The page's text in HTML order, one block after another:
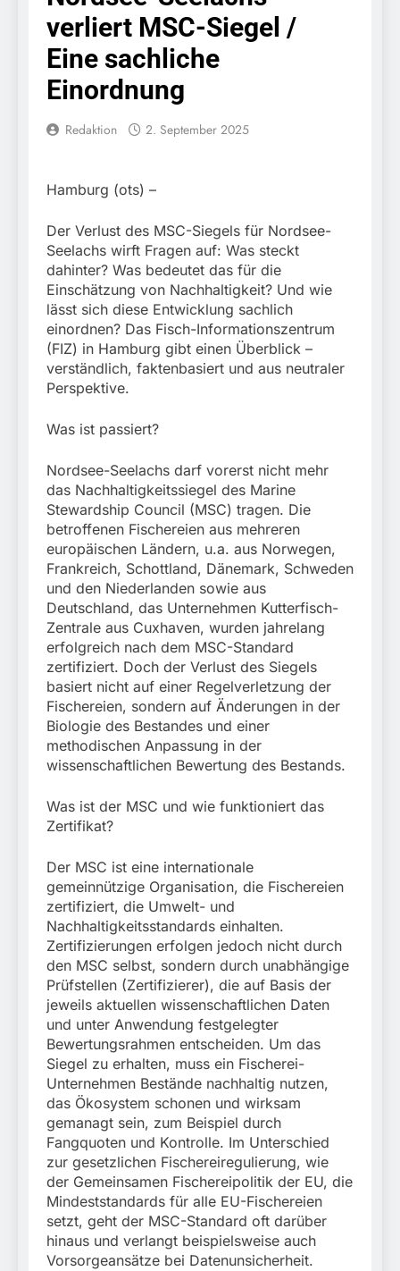
Knopfdruck / Schnelle
Festnahme nach
sexueller Belästigung
Bundespolizeidirektion
München: Bundespolizei
kontrolliert
grenzüberschreitenden
Verkehr / Waffenfund im
7. August 2026
Bundespolizeidirektion
München: Schneller
festgenommen als die
Reise nach Ungarn
fest
6. August 2026
Fundtier
Schrotthändler
erschleicht rund 45.000
Euro Sozialleistungen
Ermittlungen der
Finanzkontrolle
Schwarzarbeit führen zu
rechtskräftiger
Verurteilung wegen
Betrugs
6. August 2026
Bundespolizeidirektion
München: Europaweit
gesuchtes Mitglied einer
kriminellen Vereinigung
geht ins Netz –
Bundespolizei vollstreckt
europäischen
6. August 2026
Bundespolizeidirektion
München: Update zu den
Einsatzmaßnahmen der
Bundespolizei in
5. August 2026
wegen gefährlichen
Eingriffs in den
Bahnverkehr
verliert MSC-Siegel /
Eine sachliche
Einordnung
Redaktion 2. September 2025
Hamburg (ots) –
Der Verlust des MSC-Siegels für Nordsee-
Seelachs wirft Fragen auf: Was steckt
dahinter? Was bedeutet das für die
Einschätzung von Nachhaltigkeit? Und wie
lässt sich diese Entwicklung sachlich
einordnen? Das Fisch-Informationszentrum
(FIZ) in Hamburg gibt einen Überblick –
verständlich, faktenbasiert und aus neutraler
Perspektive.
Was ist passiert?
Nordsee-Seelachs darf vorerst nicht mehr
das Nachhaltigkeitssiegel des Marine
Stewardship Council (MSC) tragen. Die
betroffenen Fischereien aus mehreren
europäischen Ländern, u.a. aus Norwegen,
Frankreich, Schottland, Dänemark, Schweden
und den Niederlanden sowie aus
Deutschland, das Unternehmen Kutterfisch-
Zentrale aus Cuxhaven, wurden jahrelang
erfolgreich nach dem MSC-Standard
zertifiziert. Doch der Verlust des Siegels
basiert nicht auf einer Regelverletzung der
Fischereien, sondern auf Änderungen in der
Biologie des Bestandes und einer
methodischen Anpassung in der
wissenschaftlichen Bewertung des Bestands.
Was ist der MSC und wie funktioniert das
Zertifikat?
Der MSC ist eine internationale
gemeinnützige Organisation, die Fischereien
zertifiziert, die Umwelt- und
Nachhaltigkeitsstandards einhalten.
Zertifizierungen erfolgen jedoch nicht durch
den MSC selbst, sondern durch unabhängige
Prüfstellen (Zertifizierer), die auf Basis der
jeweils aktuellen wissenschaftlichen Daten
und unter Anwendung festgelegter
Bewertungsrahmen entscheiden. Um das
Siegel zu erhalten, muss ein Fischerei-
Unternehmen Bestände nachhaltig nutzen,
das Ökosystem schonen und wirksam
gemanagt sein, zum Beispiel durch
Fangquoten und Kontrolle. Im Unterschied
zur gesetzlichen Fischereiregulierung, wie
der Gemeinsamen Fischereipolitik der EU, die
Mindeststandards für alle EU-Fischereien
setzt, geht der MSC-Standard oft darüber
hinaus und verlangt beispielsweise auch
Vorsorgeansätze bei Datenunsicherheit.